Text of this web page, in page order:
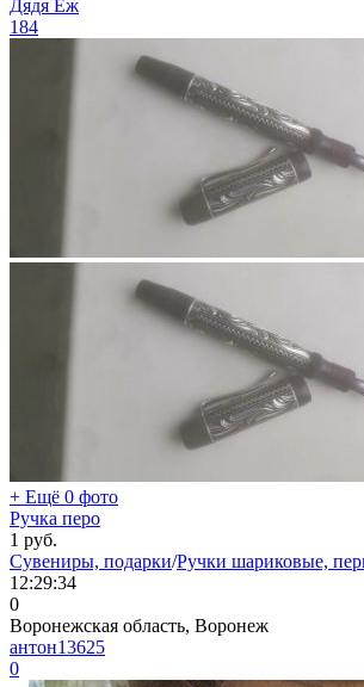
Дядя Ёж
184
+ Ещё 0 фото
Ручка перо
1 руб.
Сувениры, подарки/Ручки шариковые,
12:29:34
0
Воронежская область, Воронеж
антон13625
0